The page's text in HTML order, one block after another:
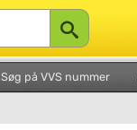
Søg på VVS nummer